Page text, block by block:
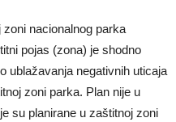
nacionalnog parka
pojas (zona) je shodno
ublažavanja negativnih uticaja
zoni parka. Plan nije u
su planirane u zaštitnoj zoni